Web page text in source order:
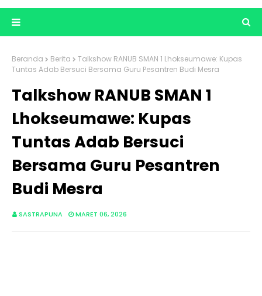
Beranda Berita
Talkshow RANUB SMAN 1 Lhokseumawe: Kupas
Tuntas Adab Bersuci Bersama Guru Pesantren Budi Mesra
Talkshow RANUB SMAN 1
Lhokseumawe: Kupas
Tuntas Adab Bersuci
Bersama Guru Pesantren
Budi Mesra
SASTRAPUNA MARET 06, 2026